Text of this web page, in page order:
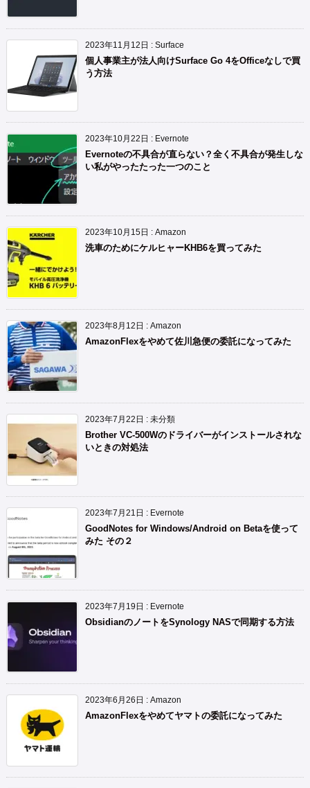
2023年11月12日 : Surface
個人事業主が法人向けSurface Go 4をOfficeなしで買
う方法
2023年10月22日 : Evernote
Evernoteの不具合が直らない？全く不具合が発生しな
い私がやったたった一つのこと
2023年10月15日 : Amazon
洗車のためにケルヒャーKHB6を買ってみた
2023年8月12日 : Amazon
AmazonFlexをやめて佐川急便の委託になってみた
2023年7月22日 : 未分類
Brother VC-500Wのドライバーがインストールされな
いときの対処法
2023年7月21日 : Evernote
GoodNotes for Windows/Android on Betaを使って
みた その２
2023年7月19日 : Evernote
ObsidianのノートをSynology NASで同期する方法
2023年6月26日 : Amazon
AmazonFlexをやめてヤマトの委託になってみた